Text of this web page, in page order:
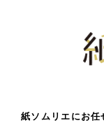
紙ソムリエにお任